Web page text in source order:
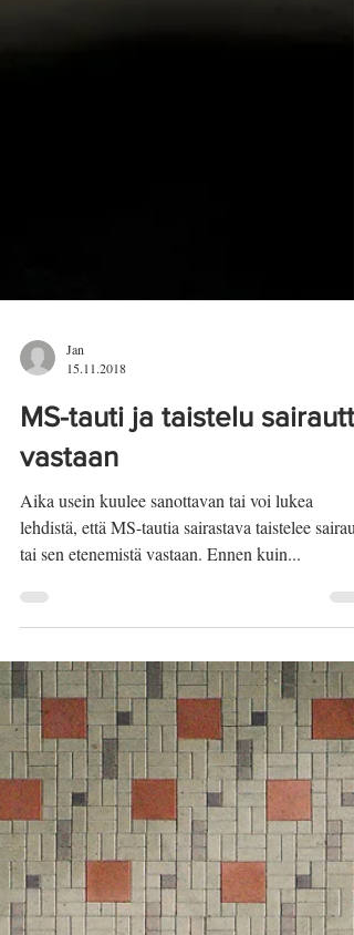
Jan
MS-tauti ja taistelu sairautta
vastaan
Aika usein kuulee sanottavan tai voi lukea
lehdistä, että MS-tautia sairastava taistelee
tai sen etenemistä vastaan. Ennen kuin...